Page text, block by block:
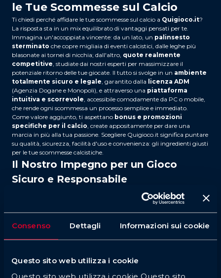
Consenso Dettagli Informazioni sui cookie
Questo sito web utilizza i cookie
Questo sito web utilizza i cookie Questo sito
le Tue Scommesse sul Calcio
Ti chiedi perché affidare le tue scommesse sul calcio a Quigioco.it?
La risposta sta in un mix equilibrato di vantaggi pensati per te.
Immagina un'accoppiata vincente: da un lato, un palinsesto
sterminato che copre migliaia di eventi calcistici, dalle leghe più
blasonate ai tornei di nicchia; dall'altro, quote realmente
competitive, studiate dai nostri esperti per massimizzare il
potenziale ritorno delle tue giocate. Il tutto si svolge in un ambiente
totalmente sicuro e legale, garantito dalla licenza ADM
(Agenzia Dogane e Monopoli), e attraverso una piattaforma
intuitiva e scorrevole, accessibile comodamente da PC o mobile,
che rende ogni scommessa un processo semplice e immediato.
Come valore aggiunto, ti aspettano bonus e promozioni
specifiche per il calcio, create appositamente per dare una
marcia in più alla tua passione. Scegliere Quigioco.it significa puntare
su qualità, sicurezza, facilità d'uso e convenienza: gli ingredienti giusti
per le tue scommesse calcistiche.
Il Nostro Impegno per un Gioco
Sicuro e Responsabile
Il gioco è bello quando rimane tale: un passatempo piacevole. Bisogna
essere consapevoli che scommettere comporta dei rischi e che è
Quigioco.it, in linea con le direttive dell'
Agenzia Dogane e
dedicata alGioco Responsabile , ricca di informazioni utili per